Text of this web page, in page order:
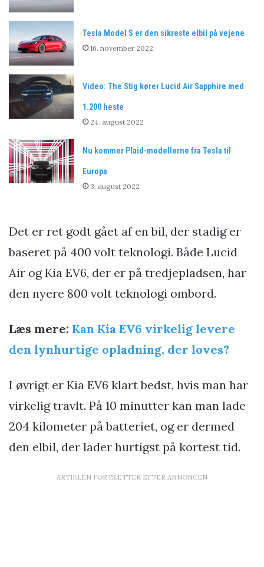
Tesla Model S er den sikreste elbil på vejene
16. november 2022
Video: The Stig kører Lucid Air Sapphire med
1.200 heste
24. august 2022
Nu kommer Plaid-modellerne fra Tesla til
Europa
3. august 2022
Det er ret godt gået af en bil, der stadig er
baseret på 400 volt teknologi. Både Lucid
Air og Kia EV6, der er på tredjepladsen, har
den nyere 800 volt teknologi ombord.
Læs mere: Kan Kia EV6 virkelig levere
den lynhurtige opladning, der loves?
I øvrigt er Kia EV6 klart bedst, hvis man har
virkelig travlt. På 10 minutter kan man lade
204 kilometer på batteriet, og er dermed
den elbil, der lader hurtigst på kortest tid.
ARTIKLEN FORTSÆTTER EFTER ANNONCEN